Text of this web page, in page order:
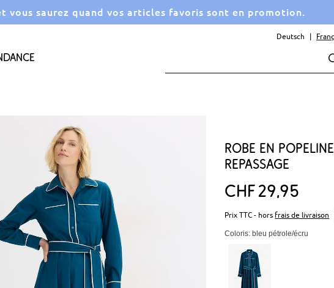
vous saurez quand vos articles favoris sont en promotion.
Deutsch
Robe en
repassage
CHF29 95
Prix TTC - hors frais de livraison
Coloris: bleu pétrole/écru